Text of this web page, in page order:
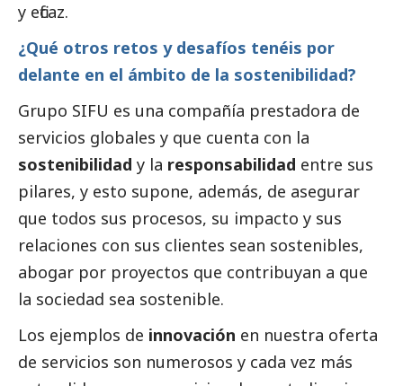
y eficaz.
¿Qué otros retos y desafíos tenéis por
delante en el ámbito de la sostenibilidad?
Grupo SIFU es una compañía prestadora de
servicios globales y que cuenta con la
sostenibilidad y la responsabilidad entre sus
pilares, y esto supone, además, de asegurar
que todos sus procesos, su impacto y sus
relaciones con sus clientes sean sostenibles,
abogar por proyectos que contribuyan a que
la sociedad sea sostenible.
Los ejemplos de innovación en nuestra oferta
de servicios son numerosos y cada vez más